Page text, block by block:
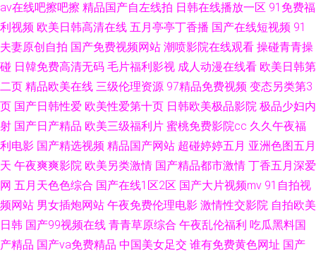
在线播放免费观看 黑料av久久久久网站 久久最新视频地址 精品9197九色超
踫 不灭之刃番剧免费在线观看 最新中文字幕天堂8 91在线地址 国产精品在
线九九 天天天天天天干 91超碰国产情侣 91成人福利淫导航 91豆花官网 91n
视频破n 外网成人导航 天天肏天天肏 欧美日韩aaaaaaa 久久狠狠亚洲综合 日
韩午夜私人网 99色99艹 在线观看欧美A片播放 在线资源观看AV 亚洲91精品
亚洲AV福利 免费18视频 久久一品 久久伦理 九一视频国产 久草在线成人黄色
av在线吧擦吧擦 精品国产自左线拍 日韩在线播放一区 91免费福
利视频 欧美日韩高清在线 五月亭亭丁香播 国产在线短视频 91
夫妻原创自拍 国产免费视频网站 潮喷影院在线观看 操碰青青操
碰 日韓免费高清无码 毛片福利影视 成人动漫在线看 欧美日韩第
二页 精品欧美在线 三级伦理资源 97精品免费视频 变态另类第3
页 国产日韩性爱 欧美性爱第十页 日韩欧美极品影院 极品少妇内
射 国产日产精品 欧美三级福利片 蜜桃免费影院cc 久久午夜福
利电影 国产精选视频 精品国产网站 超碰婷婷五月 亚洲色图五月
天 午夜爽爽影院 欧美另类激情 国产精品都市激情 丁香五月深爱
网 五月天色色综合 国产在线1区2区 国产大片视频mv 91自拍视
频网站 男女插炮网站 午夜免费伦理电影 激情性交影院 自拍欧美
日韩 国产99视频在线 青青草原综合 午夜乱伦福利 吃瓜黑料国
产精品 国产va免费精品 中国美女足交 谁有免费黄色网址 国产